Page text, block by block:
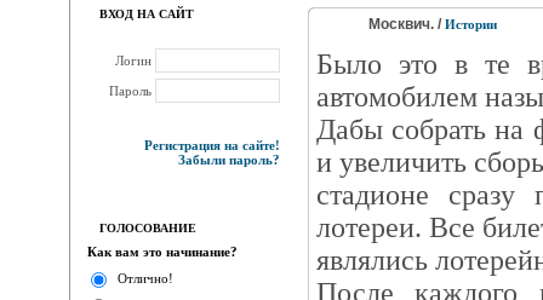
ВХОД НА САЙТ
Логин
Пароль
Регистрация на сайте!
Забыли пароль?
ГОЛОСОВАНИЕ
Как вам это начинание?
Отлично!
Москвич. / Истории
Было это в те
автомобилем
Дабы собрать на
и увеличить
стадионе сразу
лотереи. Все
являлись
После каждого